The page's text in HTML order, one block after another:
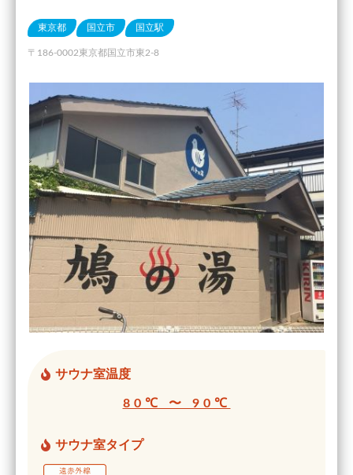
東京都 国立市 国立駅
〒186-0002東京都国立市東2-8
サウナ室温度
80℃ 〜 90℃
サウナ室タイプ